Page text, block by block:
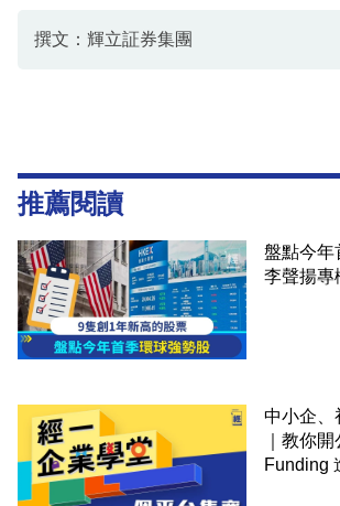
撰文：輝立証券集團
推薦閱讀
盤點今年
李聲揚專
中小企、
｜教你
Funding